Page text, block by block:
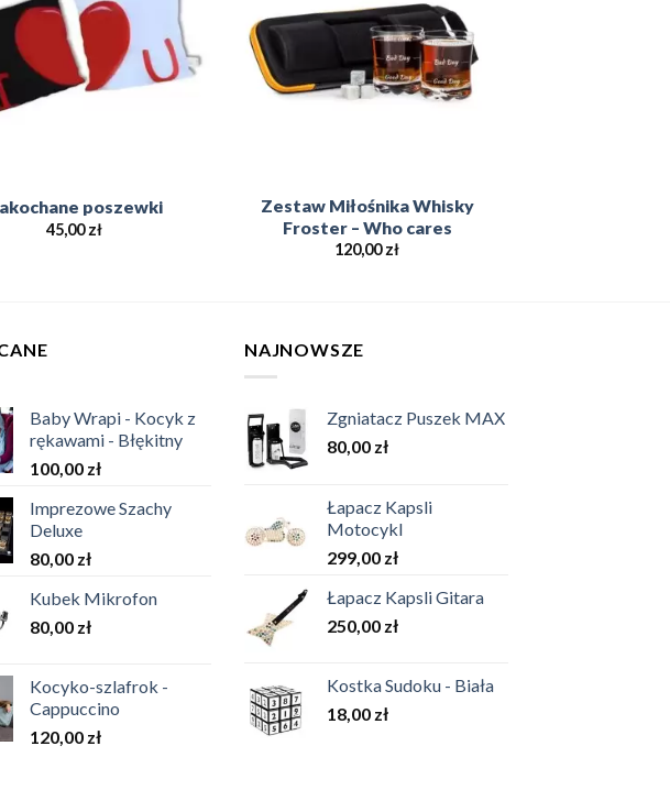
poszewki
45,00zł
Zestaw Miłośnika Whisky
Froster – Who cares
120,00zł
Baby Wrapi - Kocyk z
rękawami - Błękitny
100,00 zł
Imprezowe Szachy
Deluxe
80,00 zł
Kubek Mikrofon
80,00 zł
Kocyko-szlafrok -
Cappuccino
120,00 zł
NAJNOWSZE
Zgniatacz Puszek MAX
80,00 zł
Łapacz Kapsli
Motocykl
299,00 zł
Łapacz Kapsli Gitara
250,00 zł
Kostka Sudoku - Biała
18,00 zł